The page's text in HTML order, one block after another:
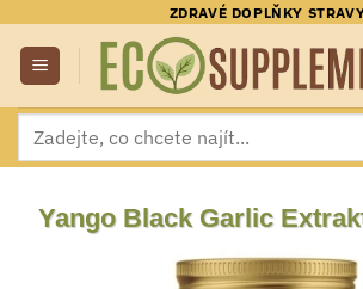
obsah
ZDRAVÉ DOPLŇKY
Hledat:
Yango Black Garlic